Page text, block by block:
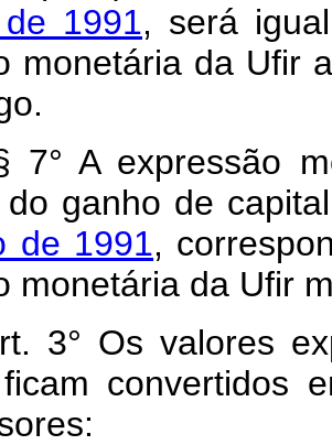
1991, será
monetária da Ufir
do ganho de
de 1991,
monetária da Ufir
3° Os valores
convertidos